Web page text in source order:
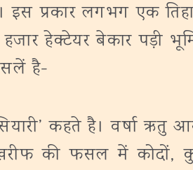
इस प्रकार लगभग एक
हजार हेक्टेयर बेकार पड़ी
है-
कहते है। वर्षा
की फसल में कोदों,